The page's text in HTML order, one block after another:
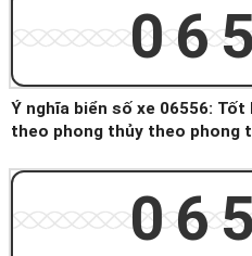
Ý nghĩa biển số xe 06556:
theo phong thủy theo phong